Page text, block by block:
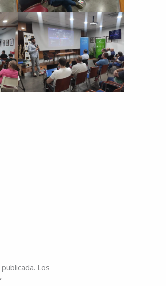
Los